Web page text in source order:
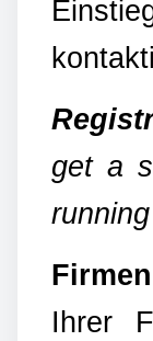
get a
Ihrer